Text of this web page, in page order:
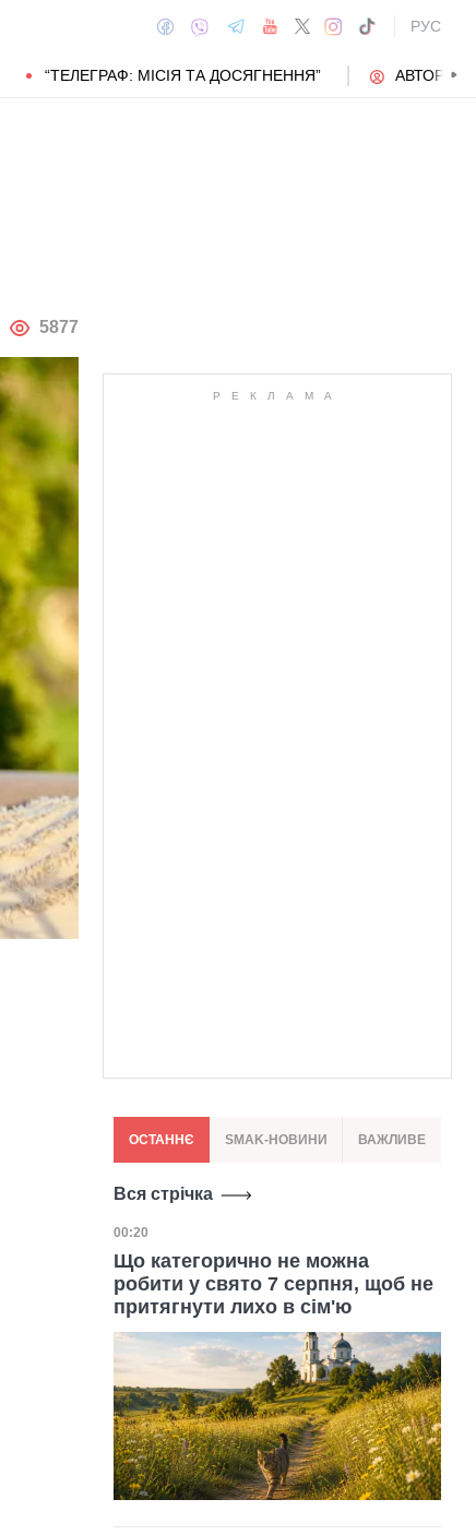
РУС
“ТЕЛЕГРАФ: МІСІЯ ТА ДОСЯГНЕННЯ” АВТОРИ
АВТОР
5877
ОСТАННЄ SMAK-НОВИНИ ВАЖЛИВЕ
Вся стрічка
Дата публікації
00:20
Що категорично не можна
робити у свято 7 серпня, щоб не
притягнути лихо в сім'ю